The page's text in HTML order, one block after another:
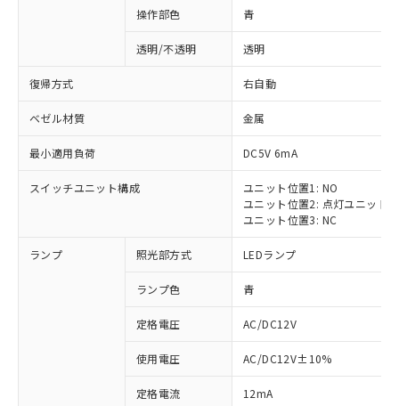
操作部色 青
透明/不透明 透明
復帰方式 右自動
ベゼル材質 金属
最小適用負荷 DC5V 6mA
スイッチユニット構成
ユニット位置1: NO
ユニット位置2: 点灯ユニット
ユニット位置3: NC
ランプ 照光部方式 LEDランプ
ランプ色 青
定格電圧 AC/DC12V
使用電圧 AC/DC12V±10%
定格電流 12mA